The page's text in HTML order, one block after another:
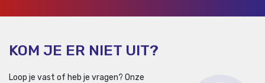
KOM JE ER NIET UIT?
Loop je vast of heb je vragen? Onze